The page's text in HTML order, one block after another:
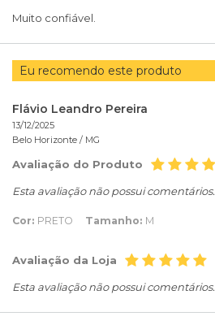
Muito confiável.
Eu recomendo este produto
Flávio Leandro Pereira
13/12/2025
Belo Horizonte / MG
Avaliação do Produto
Esta avaliação não possui comentários.
Cor: PRETO Tamanho: M
Avaliação da Loja
Esta avaliação não possui comentários.